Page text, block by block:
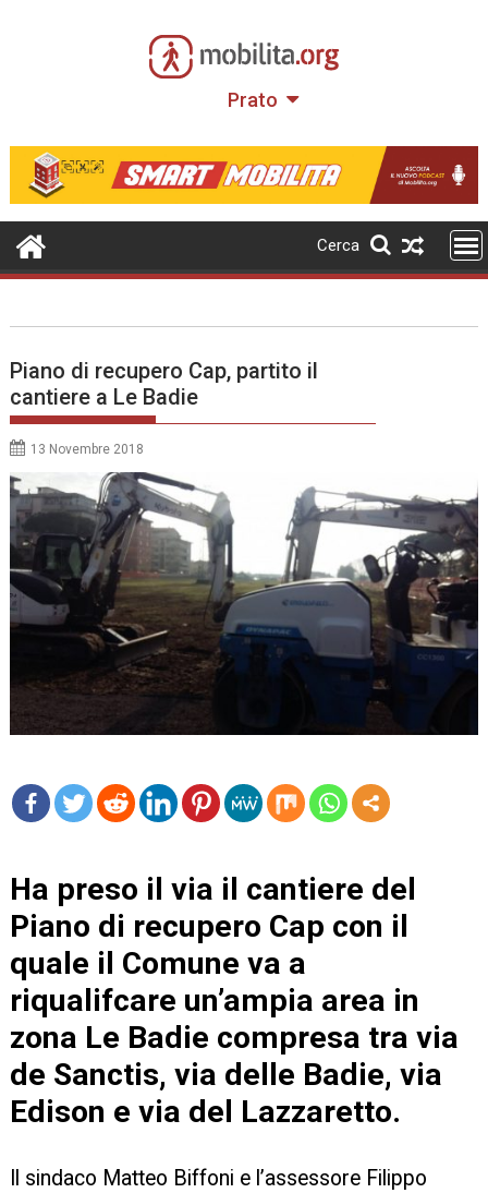
Prato
Cerca
Piano di recupero Cap, partito il
cantiere a Le Badie
13 Novembre 2018
Ha preso il via il cantiere del
Piano di recupero Cap con il
quale il Comune va a
riqualifcare un’ampia area in
zona Le Badie compresa tra via
de Sanctis, via delle Badie, via
Edison e via del Lazzaretto.
Il sindaco Matteo Biffoni e l’assessore Filippo